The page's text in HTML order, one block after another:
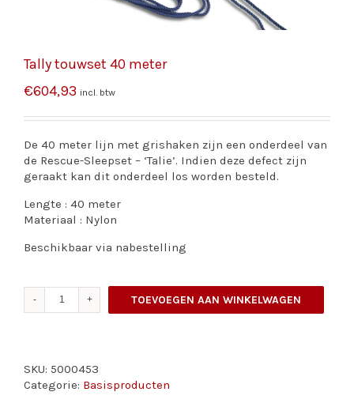
Tally touwset 40 meter
€604,93 incl. btw
De 40 meter lijn met grishaken zijn een onderdeel van
de Rescue-Sleepset – ‘Talie’. Indien deze defect zijn
geraakt kan dit onderdeel los worden besteld.
Lengte : 40 meter
Materiaal : Nylon
Beschikbaar via nabestelling
Tally
touwset
TOEVOEGEN AAN WINKELWAGEN
SKU: 5000453
Categorie: Basisproducten